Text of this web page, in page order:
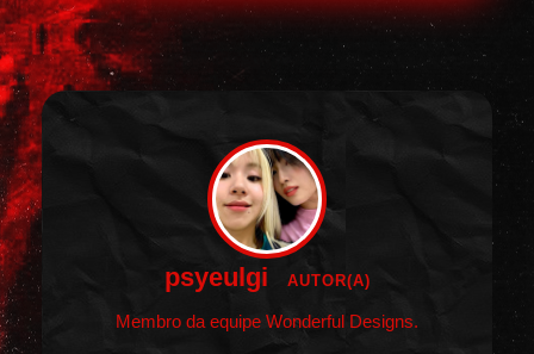
psyeulgi AUTOR(A)
Membro da equipe Wonderful Designs.